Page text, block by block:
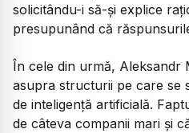
solicitându-i să-și explice
presupunând că
În cele din urmă, Aleksandr
asupra structurii pe care se
de inteligență artificială.
de câteva companii mari și